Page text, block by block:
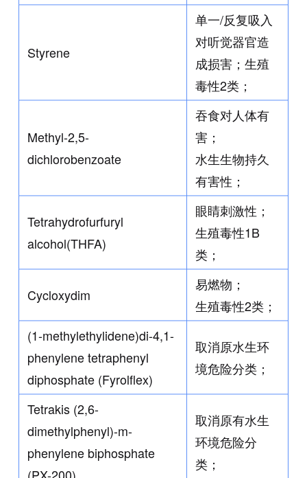
Styrene
单一/反复吸入
对听觉器官造
成损害；生殖
毒性2类；
Methyl-2,5-
dichlorobenzoate
吞食对人体有
害；
水生生物持久
有害性；
Tetrahydrofurfuryl
alcohol(THFA)
眼睛刺激性；
生殖毒性1B
类；
Cycloxydim
易燃物；
生殖毒性2类；
(1-methylethylidene)di-4,1-
phenylene tetraphenyl
diphosphate (Fyrolflex)
取消原水生环
境危险分类；
Tetrakis (2,6-
dimethylphenyl)-m-
phenylene biphosphate
取消原有水生
环境危险分
类；